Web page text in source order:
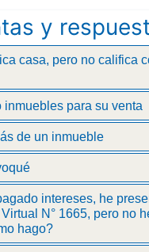
y
casa, pero no califica
inmuebles para su venta
de un inmueble
intereses, he
N° 1665, pero no
hago?